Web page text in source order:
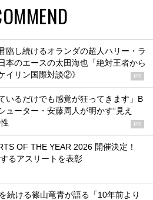
臨し続けるオランダの超人ハリー・ラ
本のエースの太田海也「絶対王者から
イリン国際対談②》
PR
いるだけでも感覚が狂ってきます」B
ューター・安藤周人が明かす“見え
PR
OF THE YEAR 2026 開催決定！
るアスリートを表彰
続ける篠山竜青が語る「10年前より